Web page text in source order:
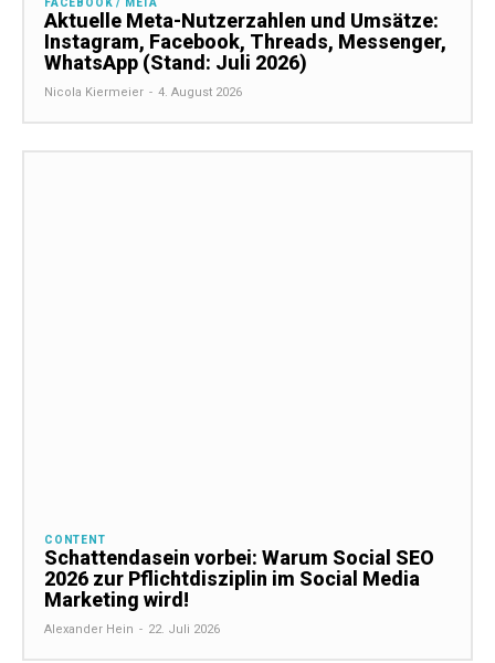
FACEBOOK / META
Aktuelle Meta-Nutzerzahlen und Umsätze:
Instagram, Facebook, Threads, Messenger,
WhatsApp (Stand: Juli 2026)
Nicola Kiermeier - 4. August 2026
CONTENT
Schattendasein vorbei: Warum Social SEO
2026 zur Pflichtdisziplin im Social Media
Marketing wird!
Alexander Hein - 22. Juli 2026